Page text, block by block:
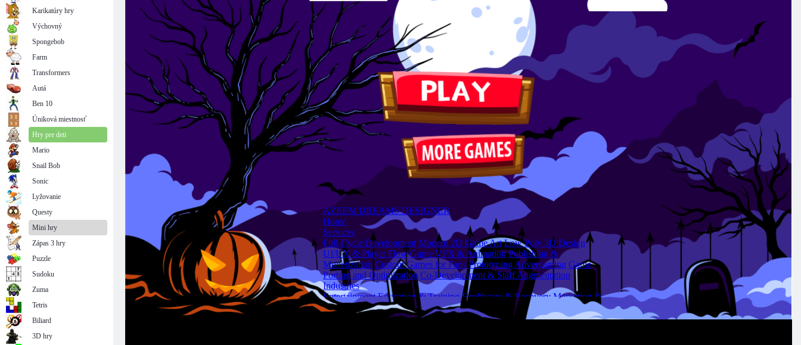
Karikatúry hry
Výchovný
Spongebob
Farm
Transformers
Autá
Ben 10
Úniková miestnosť
Hry pre deti
Mario
Snail Bob
Sonic
Lyžovanie
Questy
Mini hry
Zápas 3 hry
Puzzle
Sudoku
Zuma
Tetris
Biliard
3D hry